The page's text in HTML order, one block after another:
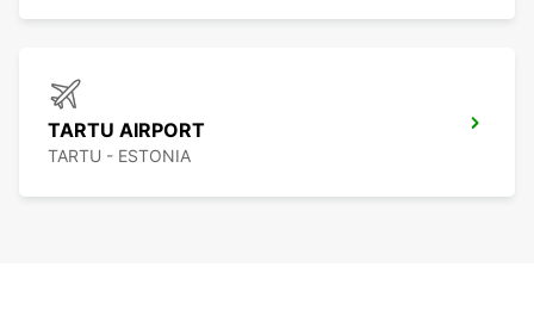
TARTU AIRPORT
TARTU - ESTONIA